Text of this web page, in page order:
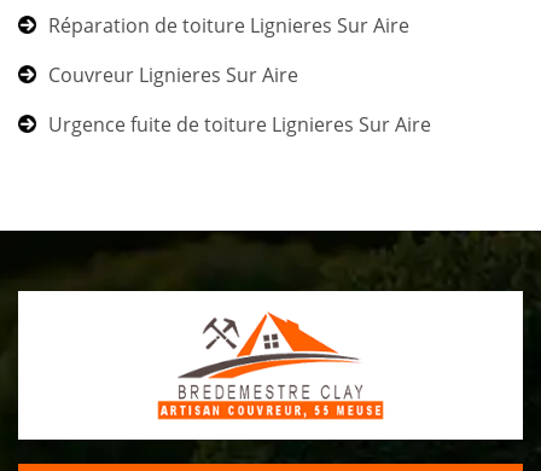
Réparation de toiture Lignieres Sur Aire
Couvreur Lignieres Sur Aire
Urgence fuite de toiture Lignieres Sur Aire